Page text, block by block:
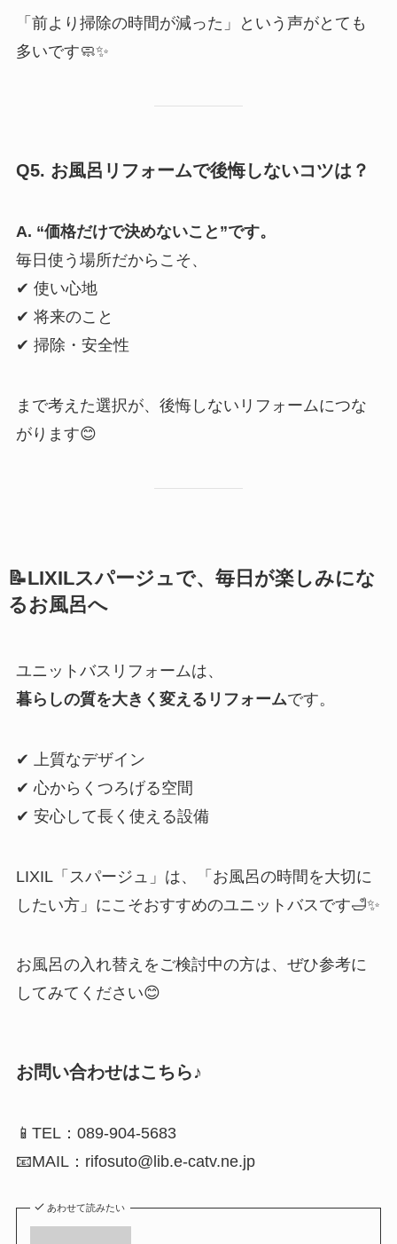
「前より掃除の時間が減った」という声がとても
多いです🧼✨
Q5. お風呂リフォームで後悔しないコツは？
A. “価格だけで決めないこと”です。
毎日使う場所だからこそ、
✔ 使い心地
✔ 将来のこと
✔ 掃除・安全性
まで考えた選択が、後悔しないリフォームにつな
がります😊
📝LIXILスパージュで、毎日が楽しみにな
るお風呂へ
ユニットバスリフォームは、
暮らしの質を大きく変えるリフォームです。
✔ 上質なデザイン
✔ 心からくつろげる空間
✔ 安心して長く使える設備
LIXIL「スパージュ」は、「お風呂の時間を大切に
したい方」にこそおすすめのユニットバスです🛁✨
お風呂の入れ替えをご検討中の方は、ぜひ参考に
してみてください😊
お問い合わせはこちら♪
📱TEL：089-904-5683
📧MAIL：rifosuto@lib.e-catv.ne.jp
あわせて読みたい